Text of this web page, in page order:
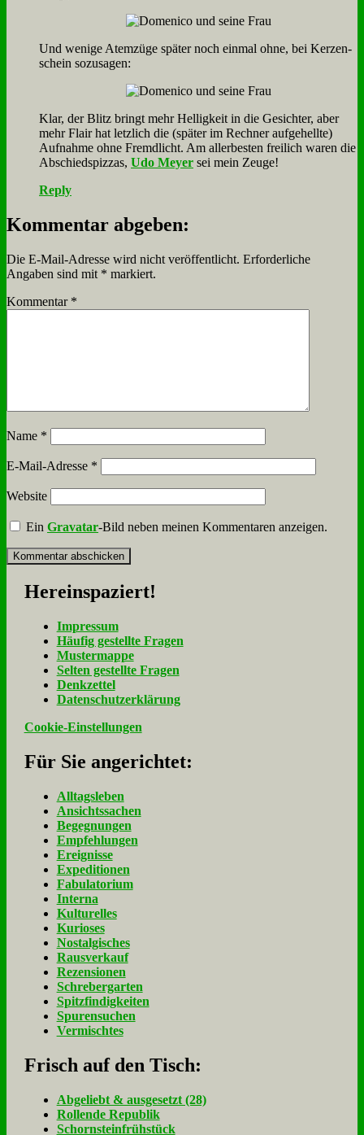
Und we­ni­ge Atem­zü­ge spä­ter noch ein­mal oh­ne, bei Ker­zen­
schein so­zu­sa­gen:
Klar, der Blitz bringt mehr Hel­lig­keit in die Ge­sich­ter, aber
mehr Flair hat letz­lich die (spä­ter im Rech­ner auf­ge­hell­te)
Auf­nah­me oh­ne Fremd­licht. Am al­ler­be­sten frei­lich wa­ren die
Ab­schieds­piz­zas, Udo Mey­er sei mein Zeu­ge!
Reply
Kommentar abgeben:
Die E-Mail-Adresse wird nicht veröffentlicht. Erforderliche
Angaben sind mit * markiert.
Kommentar *
Name *
E-Mail-Adresse *
Website
EinGravatar-Bild neben meinen Kommentaren anzeigen.
Her­ein­spa­ziert!
Im­pres­sum
Häu­fig ge­stell­te Fra­gen
Mu­ster­map­pe
Sel­ten ge­stell­te Fra­gen
Denk­zet­tel
Da­ten­schutz­er­klä­rung
Cookie-Einstellungen
Für Sie an­ge­rich­tet:
Alltagsleben
Ansichtssachen
Begegnungen
Empfehlungen
Ereignisse
Expeditionen
Fabulatorium
Interna
Kulturelles
Kurioses
Nostalgisches
Rausverkauf
Rezensionen
Schrebergarten
Spitzfindigkeiten
Spurensuchen
Vermischtes
Frisch auf den Tisch:
Ab­ge­liebt & aus­ge­setzt (28)
Rol­len­de Re­pu­blik
Schorn­stein­früh­stück